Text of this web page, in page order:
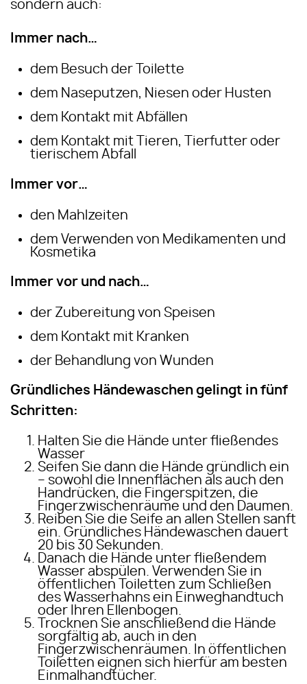
sondern auch:
Immer nach…
dem Besuch der Toilette
dem Naseputzen, Niesen oder Husten
dem Kontakt mit Abfällen
dem Kontakt mit Tieren, Tierfutter oder
tierischem Abfall
Immer vor…
den Mahlzeiten
dem Verwenden von Medikamenten und
Kosmetika
Immer vor und nach…
der Zubereitung von Speisen
dem Kontakt mit Kranken
der Behandlung von Wunden
Gründliches Händewaschen gelingt in fünf
Schritten:
Halten Sie die Hände unter fließendes
Wasser
Seifen Sie dann die Hände gründlich ein
– sowohl die Innenflächen als auch den
Handrücken, die Fingerspitzen, die
Fingerzwischenräume und den Daumen.
Reiben Sie die Seife an allen Stellen sanft
ein. Gründliches Händewaschen dauert
20 bis 30 Sekunden.
Danach die Hände unter fließendem
Wasser abspülen. Verwenden Sie in
öffentlichen Toiletten zum Schließen
des Wasserhahns ein Einweghandtuch
oder Ihren Ellenbogen.
Trocknen Sie anschließend die Hände
sorgfältig ab, auch in den
Fingerzwischenräumen. In öffentlichen
Toiletten eignen sich hierfür am besten
Einmalhandtücher.